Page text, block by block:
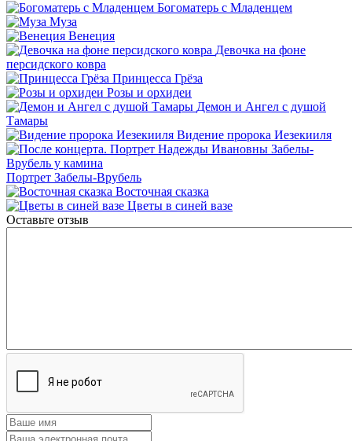
Богоматерь с Младенцем
Муза
Венеция
Девочка на фоне
персидского ковра
Принцесса Грёза
Розы и орхидеи
Демон и Ангел с душой
Тамары
Видение пророка Иезекииля
Портрет Забелы-Врубель
Восточная сказка
Цветы в синей вазе
Оставьте отзыв